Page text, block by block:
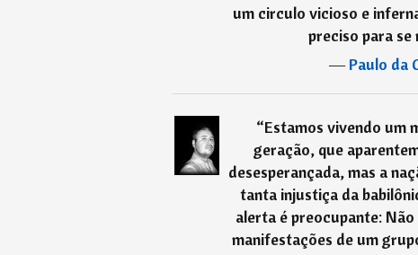
um circulo vicioso e
preciso para
―Paulo da
“Estamos vivendo um
geração, que
desesperançada, mas a
tanta injustiça da
alerta é preocupante:
manifestações de um